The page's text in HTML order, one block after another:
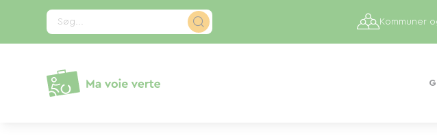
Søg... Kommuner
CCookie-styringspanel